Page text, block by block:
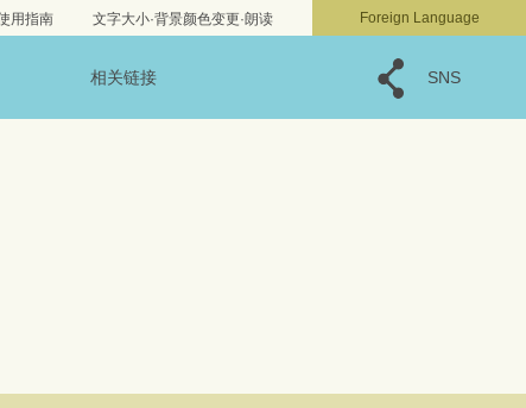
文字サイズ 小 標準
用指南 文字大小·背景颜色变更·朗读 Foreign Language
相关链接 SNS